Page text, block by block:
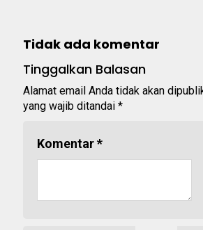
Tidak ada komentar
Tinggalkan Balasan
Alamat email Anda tidak akan
yang wajib ditandai *
Komentar*